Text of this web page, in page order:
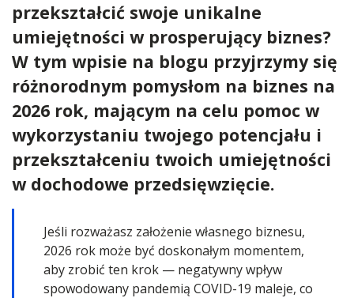
przekształcić swoje unikalne
umiejętności w prosperujący biznes?
W tym wpisie na blogu przyjrzymy się
różnorodnym pomysłom na biznes na
2026 rok, mającym na celu pomoc w
wykorzystaniu twojego potencjału i
przekształceniu twoich umiejętności
w dochodowe przedsięwzięcie.
Jeśli rozważasz założenie własnego biznesu,
2026 rok może być doskonałym momentem,
aby zrobić ten krok — negatywny wpływ
spowodowany pandemią COVID-19 maleje, co